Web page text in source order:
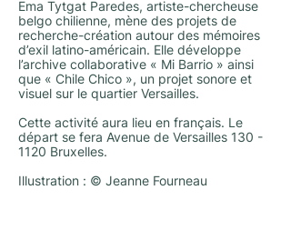
Ema Tytgat Paredes, artiste-chercheuse
belgo chilienne, mène des projets de
recherche-création autour des mémoires
d’exil latino-américain. Elle développe
l’archive collaborative « Mi Barrio » ainsi
que « Chile Chico », un projet sonore et
visuel sur le quartier Versailles.
Cette activité aura lieu en français. Le
départ se fera Avenue de Versailles 130 -
1120 Bruxelles.
Illustration : © Jeanne Fourneau